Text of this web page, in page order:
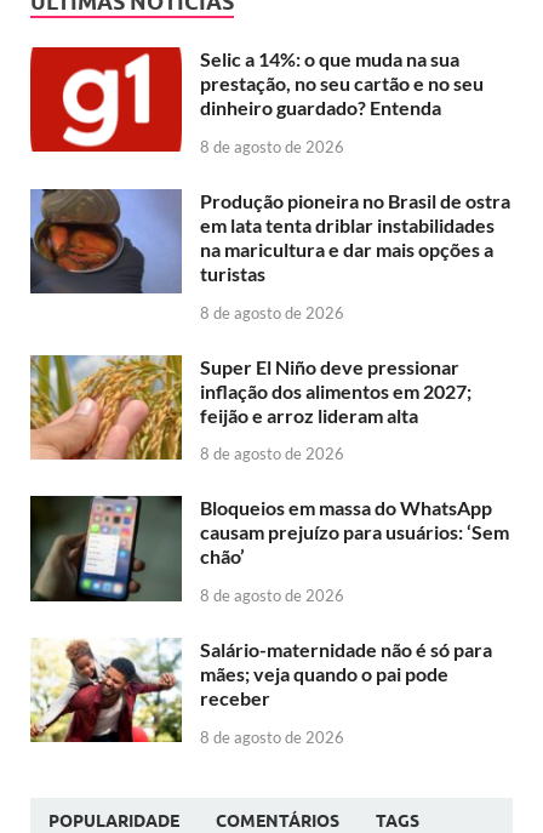
Selic a 14%: o que muda na sua
prestação, no seu cartão e no seu
dinheiro guardado? Entenda
8 de agosto de 2026
Produção pioneira no Brasil de ostra
em lata tenta driblar instabilidades
na maricultura e dar mais opções a
turistas
8 de agosto de 2026
Super El Niño deve pressionar
inflação dos alimentos em 2027;
feijão e arroz lideram alta
8 de agosto de 2026
Bloqueios em massa do WhatsApp
causam prejuízo para usuários: ‘Sem
chão’
8 de agosto de 2026
Salário-maternidade não é só para
mães; veja quando o pai pode
receber
8 de agosto de 2026
POPULARIDADE COMENTÁRIOS TAGS